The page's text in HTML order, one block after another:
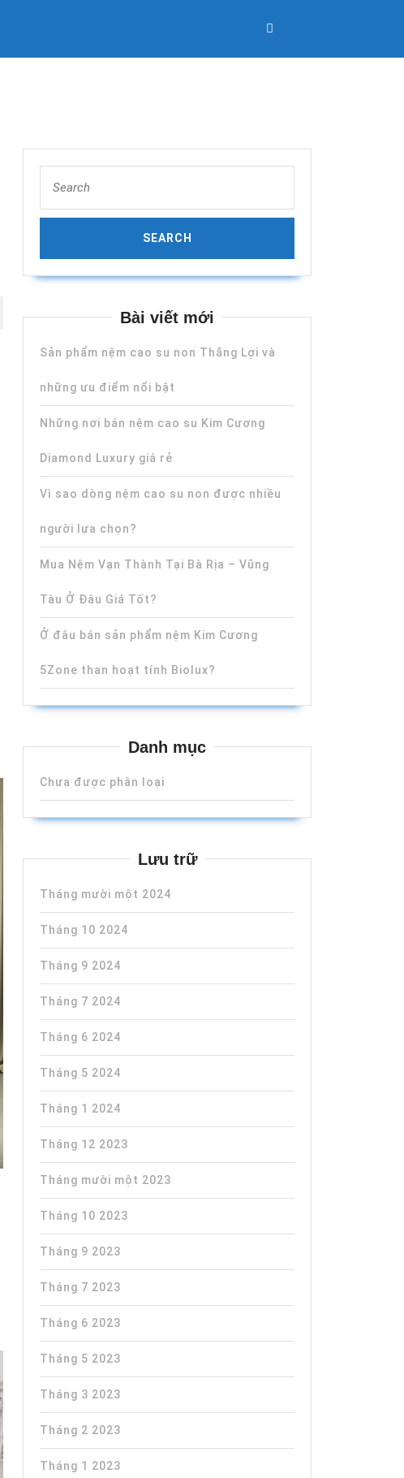
for:
Bài viết mới
Sản phẩm nệm cao su non Thắng Lợi và
những ưu điểm nổi bật
Những nơi bán nệm cao su Kim Cương
Diamond Luxury giá rẻ
Vì sao dòng nệm cao su non được nhiều
người lựa chọn?
Mua Nệm Vạn Thành Tại Bà Rịa – Vũng
Tàu Ở Đâu Giá Tốt?
Ở đâu bán sản phẩm nệm Kim Cương
5Zone than hoạt tính Biolux?
Danh mục
Chưa được phân loại
Lưu trữ
Tháng mười một 2024
Tháng 10 2024
Tháng 9 2024
Tháng 7 2024
Tháng 6 2024
Tháng 5 2024
Tháng 1 2024
Tháng 12 2023
Tháng mười một 2023
Tháng 10 2023
Tháng 9 2023
Tháng 7 2023
Tháng 6 2023
Tháng 5 2023
Tháng 3 2023
Tháng 2 2023
Tháng 1 2023